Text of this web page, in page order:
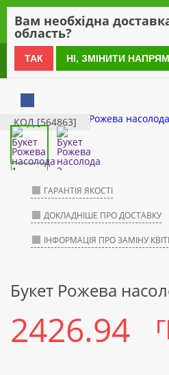
0 800 21 54 55
КОД [564863]
ГАРАНТІЯ ЯКОСТІ
ДОКЛАДНІШЕ ПРО ДОСТАВКУ
ІНФОРМАЦІЯ ПРО ЗАМІНУ
Букет Рожева
2426.94
Вам необхідна
область?
ТАК НІ, ЗМІНИТИ